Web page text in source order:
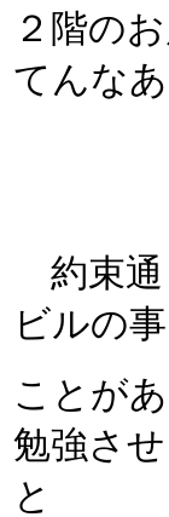
２階の
てんな
約束通
ビルの
ことが
勉強さ
と